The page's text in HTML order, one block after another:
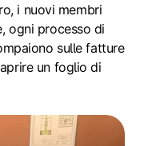
i nuovi membri
ogni processo di
sulle fatture
un foglio di